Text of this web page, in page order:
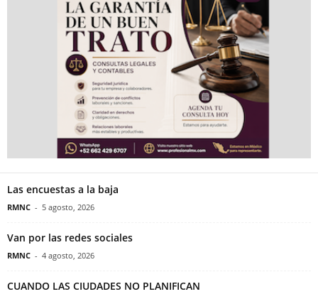
Las encuestas a la baja
RMNC - 5 agosto, 2026
Van por las redes sociales
RMNC - 4 agosto, 2026
CUANDO LAS CIUDADES NO PLANIFICAN